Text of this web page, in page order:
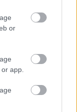
or
app.